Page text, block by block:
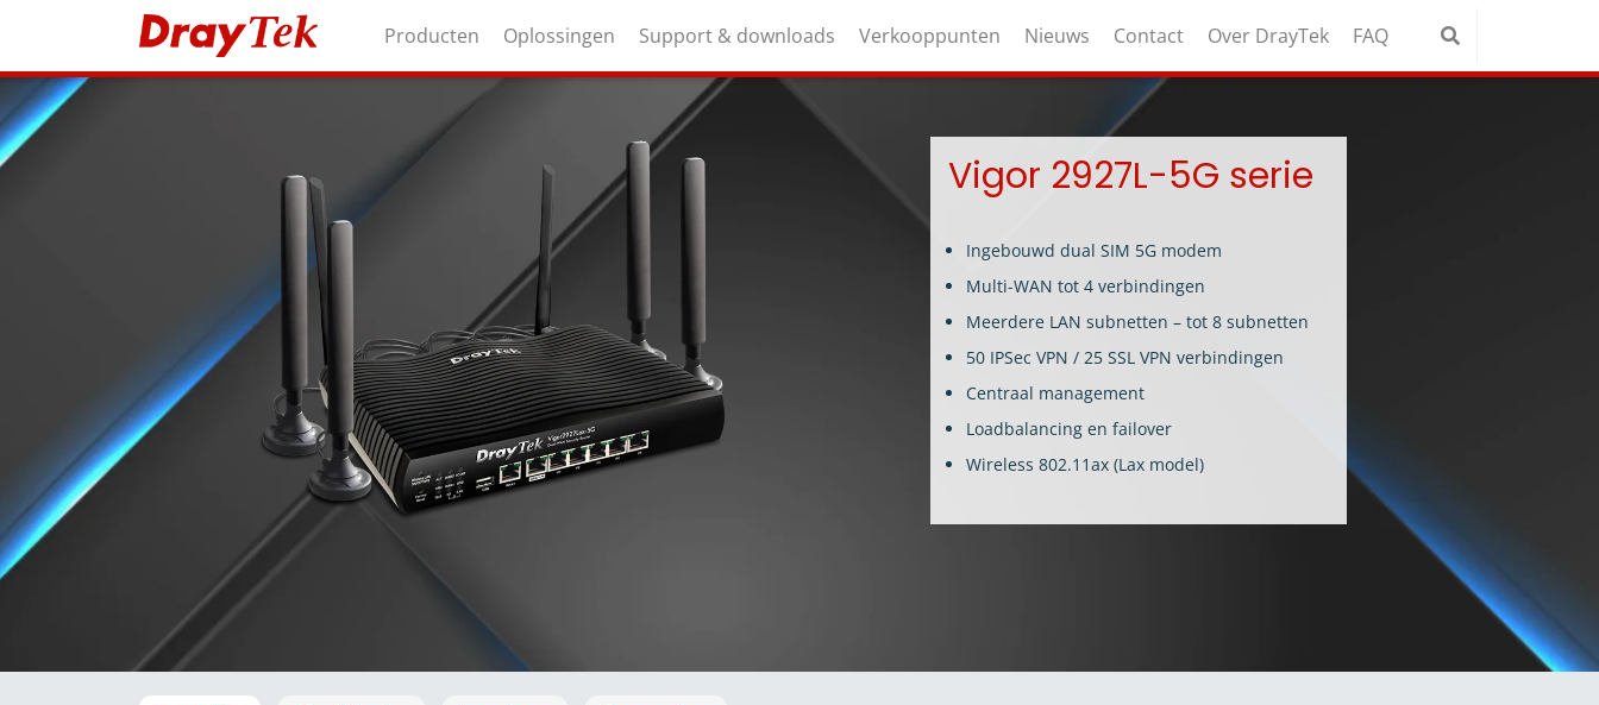
Producten Oplossingen Support & downloads Verkooppunten Nieuws Contact Over DrayTek FAQ
Vigor 2927L-5G serie
Ingebouwd dual SIM 5G modem
Multi-WAN tot 4 verbindingen
Meerdere LAN subnetten – tot 8 subnetten
50 IPSec VPN / 25 SSL VPN verbindingen
Centraal management
Loadbalancing en failover
Wireless 802.11ax (Lax model)